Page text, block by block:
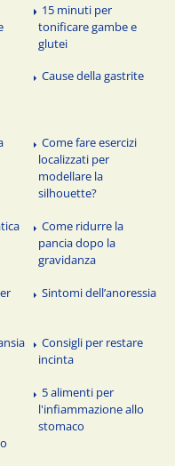
15 minuti per
tonificare gambe e
glutei
Cause della gastrite
Come fare esercizi
localizzati per
modellare la
silhouette?
Come ridurre la
pancia dopo la
gravidanza
Sintomi dell’anoressia
Consigli per restare
incinta
5 alimenti per
l'infiammazione allo
stomaco